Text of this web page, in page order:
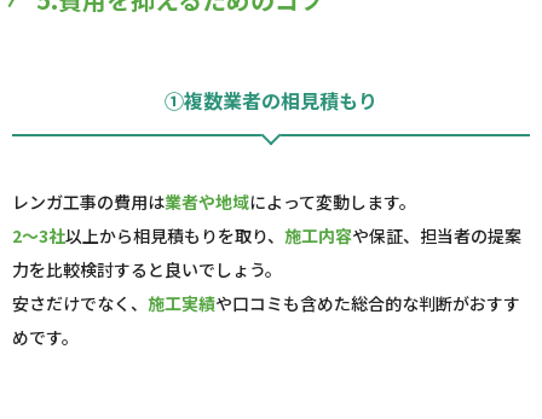
①複数業者の相見積もり
レンガ工事の費用は業者や地域によって変動します。
2～3社以上から相見積もりを取り、 施工内容や保証、担当者の提案
力を比較検討すると良いでしょう。
安さだけでなく、 施工実績や口コミも含めた総合的な判断がおすす
めです。